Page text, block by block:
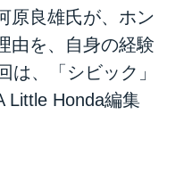
原良雄氏が、ホン
由を、自身の経験
は、「シビック」
Little Honda編集